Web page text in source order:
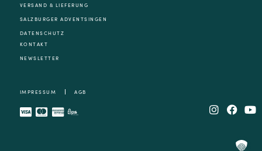
VERSAND & LIEFERUNG
SALZBURGER ADVENTSINGEN
DATENSCHUTZ
KONTAKT
NEWSLETTER
IMPRESSUM AGB